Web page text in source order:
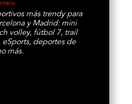
más trendy para
y Madrid: mini
volley, fútbol 7, trail
eSports, deportes de
más.